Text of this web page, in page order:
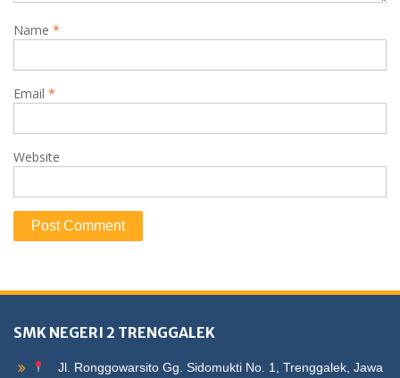
Name *
Email *
Website
SMK NEGERI 2 TRENGGALEK
Jl. Ronggowarsito Gg. Sidomukti No. 1, Trenggalek, Jawa